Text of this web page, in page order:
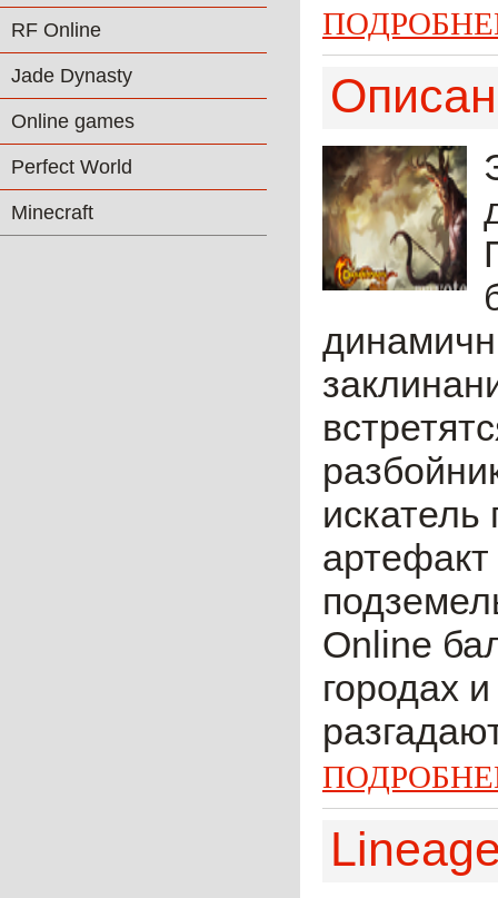
RF Online
Jade Dynasty
Online games
Perfect World
Minecraft
Online
городах